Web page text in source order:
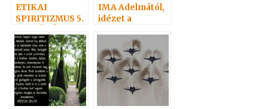
ETIKAI
SPIRITIZMUS 5.
NEM LÉSZEN”
IMA Adelmától,
idézet a
Szellemtől 19.